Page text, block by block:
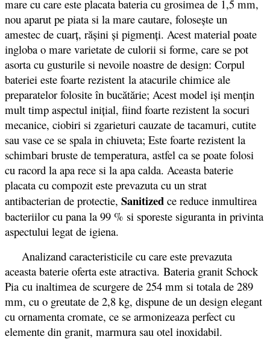
mare cu care este placata bateria cu grosimea de 1,5 mm,
nou aparut pe piata si la mare cautare, folosește un
amestec de cuarț, rășini și pigmenți. Acest material poate
ingloba o mare varietate de culorii si forme, care se pot
asorta cu gusturile si nevoile noastre de design: Corpul
bateriei este foarte rezistent la atacurile chimice ale
preparatelor folosite în bucătărie; Acest model iși mențin
mult timp aspectul inițial, fiind foarte rezistent la socuri
mecanice, ciobiri si zgarieturi cauzate de tacamuri, cutite
sau vase ce se spala in chiuveta; Este foarte rezistent la
schimbari bruste de temperatura, astfel ca se poate folosi
cu racord la apa rece si la apa calda. Aceasta baterie
placata cu compozit este prevazuta cu un strat
antibacterian de protectie, Sanitized ce reduce inmultirea
bacteriilor cu pana la 99 % si sporeste siguranta in privinta
aspectului legat de igiena.
Analizand caracteristicile cu care este prevazuta
aceasta baterie oferta este atractiva. Bateria granit Schock
Pia cu inaltimea de scurgere de 254 mm si totala de 289
mm, cu o greutate de 2,8 kg, dispune de un design elegant
cu ornamenta cromate, ce se armonizeaza perfect cu
elemente din granit, marmura sau otel inoxidabil.